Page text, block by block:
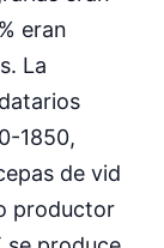
eran
La
1850,
de vid
productor